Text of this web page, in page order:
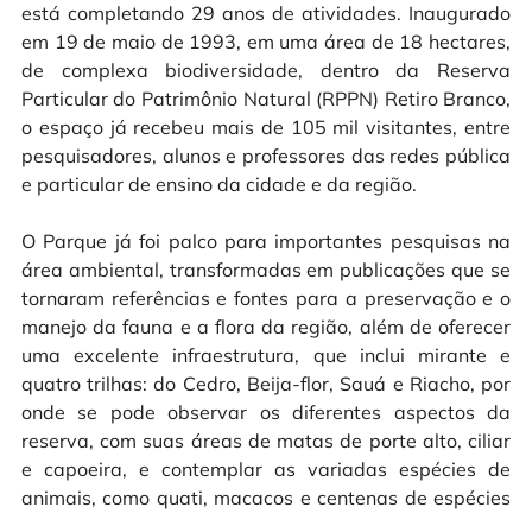
está completando 29 anos de atividades. Inaugurado
em 19 de maio de 1993, em uma área de 18 hectares,
de complexa biodiversidade, dentro da Reserva
Particular do Patrimônio Natural (RPPN) Retiro Branco,
o espaço já recebeu mais de 105 mil visitantes, entre
pesquisadores, alunos e professores das redes pública
e particular de ensino da cidade e da região.
O Parque já foi palco para importantes pesquisas na
área ambiental, transformadas em publicações que se
tornaram referências e fontes para a preservação e o
manejo da fauna e a flora da região, além de oferecer
uma excelente infraestrutura, que inclui mirante e
quatro trilhas: do Cedro, Beija-flor, Sauá e Riacho, por
onde se pode observar os diferentes aspectos da
reserva, com suas áreas de matas de porte alto, ciliar
e capoeira, e contemplar as variadas espécies de
animais, como quati, macacos e centenas de espécies